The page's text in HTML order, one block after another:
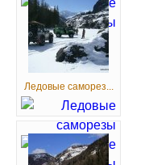
Ледовые саморез...